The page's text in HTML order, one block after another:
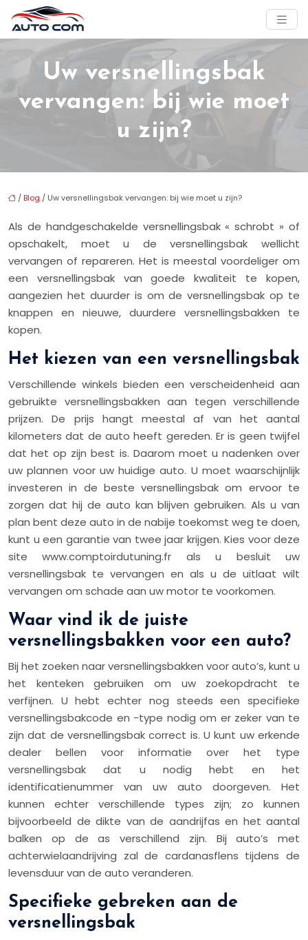
Uw versnellingsbak
vervangen: bij wie moet
u zijn?
/ Blog / Uw versnellingsbak vervangen: bij wie moet u zijn?
Als de handgeschakelde versnellingsbak « schrobt » of
opschakelt, moet u de versnellingsbak wellicht
vervangen of repareren. Het is meestal voordeliger om
een versnellingsbak van goede kwaliteit te kopen,
aangezien het duurder is om de versnellingsbak op te
knappen en nieuwe, duurdere versnellingsbakken te
kopen.
Het kiezen van een versnellingsbak
Verschillende winkels bieden een verscheidenheid aan
gebruikte versnellingsbakken aan tegen verschillende
prijzen. De prijs hangt meestal af van het aantal
kilometers dat de auto heeft gereden. Er is geen twijfel
dat het op zijn best is. Daarom moet u nadenken over
uw plannen voor uw huidige auto. U moet waarschijnlijk
investeren in de beste versnellingsbak om ervoor te
zorgen dat hij de auto kan blijven gebruiken. Als u van
plan bent deze auto in de nabije toekomst weg te doen,
kunt u een garantie van twee jaar krijgen. Kies voor deze
site www.comptoirdutuning.fr als u besluit uw
versnellingsbak te vervangen en als u de uitlaat wilt
vervangen om schade aan uw motor te voorkomen.
Waar vind ik de juiste
versnellingsbakken voor een auto?
Bij het zoeken naar versnellingsbakken voor auto’s, kunt u
het kenteken gebruiken om uw zoekopdracht te
verfijnen. U hebt echter nog steeds een specifieke
versnellingsbakcode en -type nodig om er zeker van te
zijn dat de versnellingsbak correct is. U kunt uw erkende
dealer bellen voor informatie over het type
versnellingsbak dat u nodig hebt en het
identificatienummer van uw auto doorgeven. Het
kunnen echter verschillende types zijn; zo kunnen
bijvoorbeeld de dikte van de aandrijfas en het aantal
balken op de as verschillend zijn. Bij auto’s met
achterwielaandrijving zal de cardanasflens tijdens de
levensduur van de auto veranderen.
Specifieke gebreken aan de
versnellingsbak